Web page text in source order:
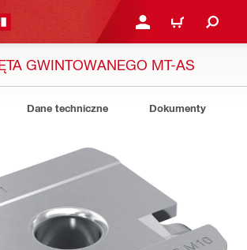
ZALOGUJ SIĘ LUB
KOSZYK
GWINTOWANEGO MT-AS
Dane techniczne Dokumenty